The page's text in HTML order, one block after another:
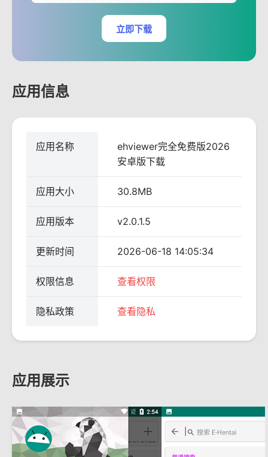
立即下载
应用信息
应用名称
ehviewer完全免费版2026
安卓版下载
应用大小 30.8MB
应用版本 v2.0.1.5
更新时间 2026-06-18 14:05:34
权限信息 查看权限
隐私政策 查看隐私
应用展示